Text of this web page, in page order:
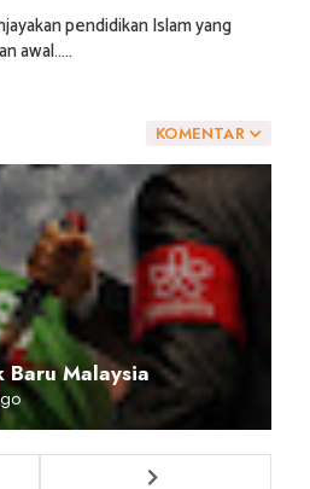
pendidikan Islam yang
awal.....
KOMENTAR
Baru Malaysia